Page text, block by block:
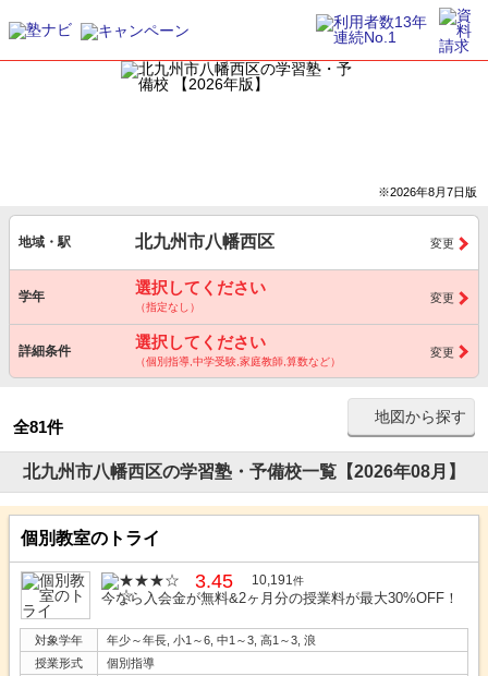
※2026年8月7日版
地域・駅 北九州市八幡西区 変更
学年 選択してください
（指定なし）
変更
詳細条件 選択してください
（個別指導,中学受験,家庭教師,算数など）
変更
全81件
地図から探す
北九州市八幡西区の学習塾・予備校一覧【2026年08月】
個別教室のトライ
3.45 10,191件
今なら入会金が無料&2ヶ月分の授業料が最大30%OFF！
対象学年
年少～年長, 小1～6, 中1～3, 高1～3, 浪
授業形式
個別指導